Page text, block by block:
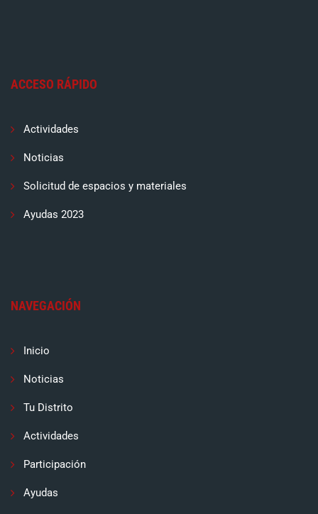
ACCESO RÁPIDO
Actividades
Noticias
Solicitud de espacios y materiales
Ayudas 2023
NAVEGACIÓN
Inicio
Noticias
Tu Distrito
Actividades
Participación
Ayudas